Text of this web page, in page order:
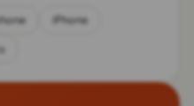
iPhone